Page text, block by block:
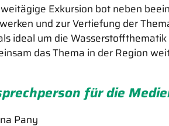
Exkursion bot neben
und zur Vertiefung der
ideal um die
das Thema in der Region
für die
Pany